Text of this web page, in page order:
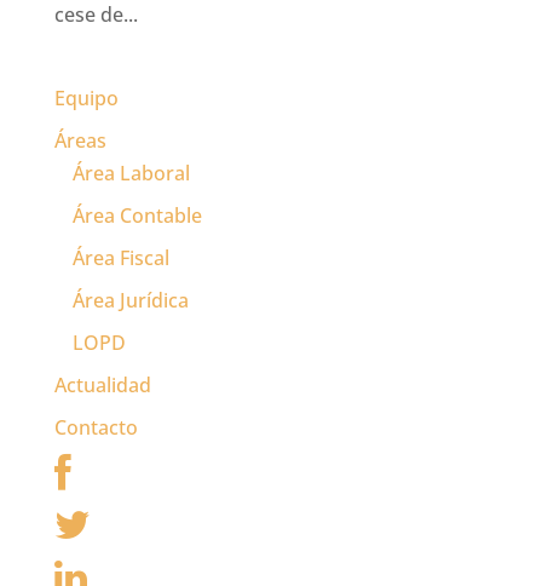
cese de...
Equipo
Áreas
Área Laboral
Área Contable
Área Fiscal
Área Jurídica
LOPD
Actualidad
Contacto